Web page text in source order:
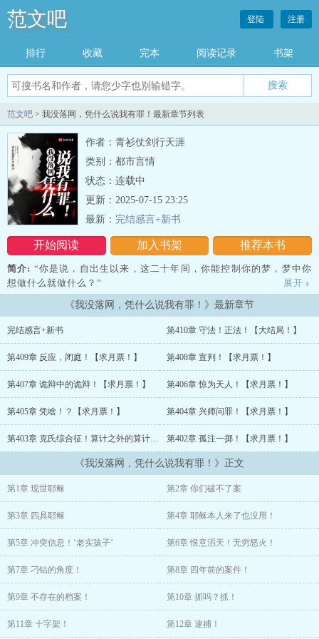
范文吧 登陆 注册
排行 收藏 完本 阅读记录 书架
范文吧 > 我没落网，凭什么说我有罪！最新章节列表
作者：青衫仗剑行天涯
类别：都市言情
状态：连载中
开始阅读 加入书架 推荐本书
更新：2025-07-15 23:25
最新： 完结感言+新书
简介: “你是说，自出生以来，这二十年间，你能控制你的梦，梦中你
想做什么就做什么？”
“是的，法外狂徒、飙飞机、跑酷、枪战巷战...这些事我做了无数遍。
“毫不客气的说，我梦中犯下的罪，足以让一个地区的全体警察升
迁！”
“不过后来我从良了。”
“为什么？
字架上，血液汇聚成泊的尸体所构成的惨案。
徐嚯捻灭手上的烟，他的眼神逐渐迷离。
“梦成真了。”
展开 »
《我没落网，凭什么说我有罪！》最新章节
完结感言+新书 第410章 守法！正法！【大结局！】
第409章 反应，闭庭！【求月票！】 第408章 宣判！【求月票！】
第407章 诡辩中的诡辩！【求月票！】 第406章 惊为天人！【求月票！】
第405章 凭啥！？【求月票！】 第404章 兴师问罪！【求月票！】
第403章 克氏综合征！算计之外的算计！【求月票！】 第402章 孤注一掷！【求月票！】
《我没落网，凭什么说我有罪！》正文
第1章 现世耶稣 第2章 你们破不了案
第3章 四具耶稣 第4章 耶稣本人来了也没用！
第5章 冲突信息！‘老实孩子’ 第6章 恨意滔天！无穷怒火！
第7章 刁钻的角度！ 第8章 四年前的案件！
第9章 不存在的档案！ 第10章 抓吗？抓！
第11章 十字架！ 第12章 逮捕！